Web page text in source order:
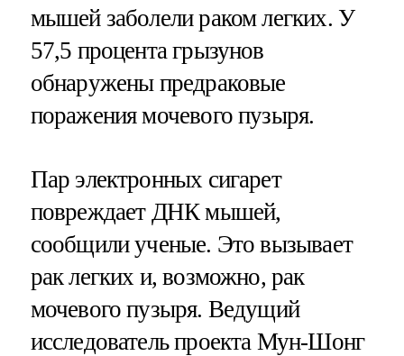
мышей заболели раком легких. У
57,5 процента грызунов
обнаружены предраковые
поражения мочевого пузыря.
Пар электронных сигарет
повреждает ДНК мышей,
сообщили ученые. Это вызывает
рак легких и, возможно, рак
мочевого пузыря. Ведущий
исследователь проекта Мун-Шонг